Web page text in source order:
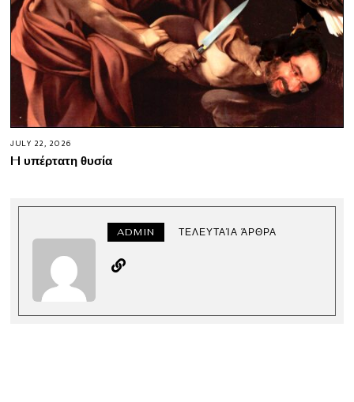
JULY 22, 2026
H υπέρτατη θυσία
ADMIN ΤΕΛΕΥΤΑΊΑ ΆΡΘΡΑ